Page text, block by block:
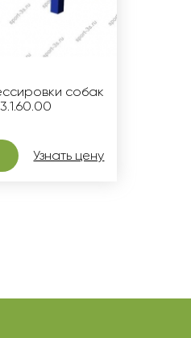
собак
Узнать цену